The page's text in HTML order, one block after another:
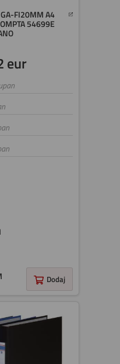
FI20MM A4
54699E
eur
Dodaj